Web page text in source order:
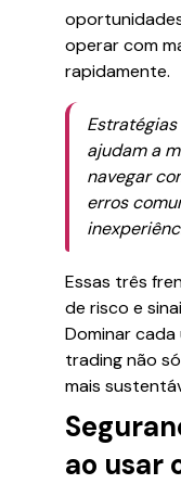
operar com
rapidamente.
ajudam a
navegar
erros
Essas três
de risco e
Dominar
trading não
mais
ao usar